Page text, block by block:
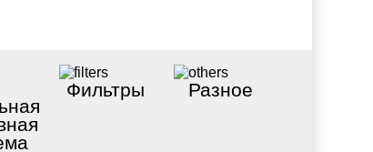
Фильтры Разное